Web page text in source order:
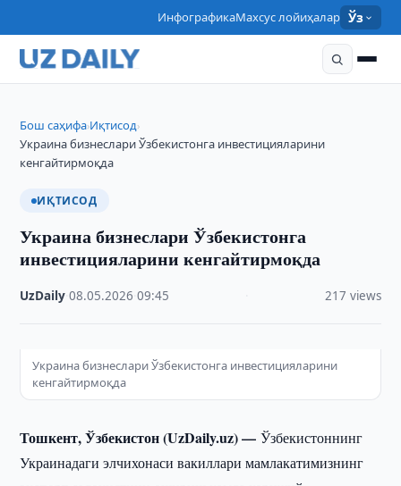
ИнфографикаМахсус лойиҳалар Ўз
Бош саҳифа›Иқтисод›
Украина бизнеслари Ўзбекистонга инвестицияларини
кенгайтирмоқда
ИҚТИСОД
Украина бизнеслари Ўзбекистонга
инвестицияларини кенгайтирмоқда
UzDaily ·08.05.2026 ·09:45 217 views
Украина бизнеслари Ўзбекистонга инвестицияларини
кенгайтирмоқда
Тошкент, Ўзбекистон (UzDaily.uz) —Ўзбекистоннинг
Украинадаги элчихонаси вакиллари мамлакатимизнинг